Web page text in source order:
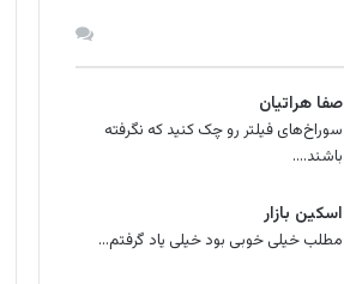
صفا هراتیان
سوراخ‌های فیلتر رو چک کنید که نگرفته
باشند....
اسکین بازار
مطلب خیلی خوبی بود خیلی یاد گرفتم...